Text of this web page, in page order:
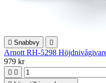
 Snabbvy 
Arnott RH-5298
979 kr
 